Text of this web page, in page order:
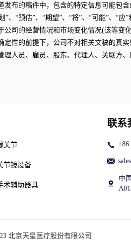
发布的稿件中，包含的特定信息可能包
”、“预估”、“期望”、“将”、“可能”、
公司的经营情况和市场变化情况(该等
定性的前提下，公司不对相关文稿的真
理人员、雇员、股东、代理人、关联方
关节
节镜设备
术辅助器具
联系
+86
中
北京天星医疗股份有限公司